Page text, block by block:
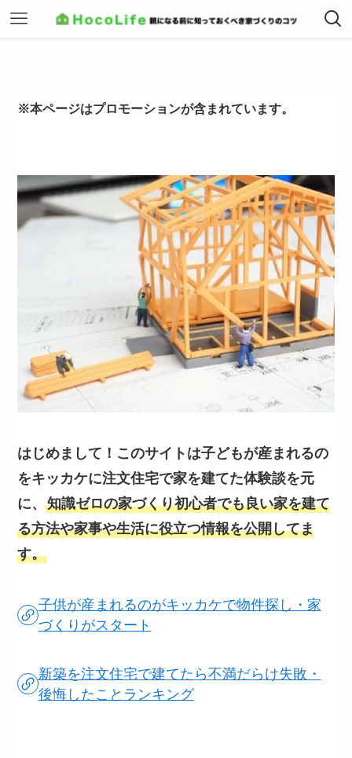
※本ページはプロモーションが含まれています。
はじめまして！このサイトは子どもが産まれるの
をキッカケに注文住宅で家を建てた体験談を元
に、知識ゼロの家づくり初心者でも良い家を建て
る方法や家事や生活に役立つ情報を公開してま
す。
子供が産まれるのがキッカケで物件探し・家
づくりがスタート
新築を注文住宅で建てたら不満だらけ失敗・
後悔したことランキング